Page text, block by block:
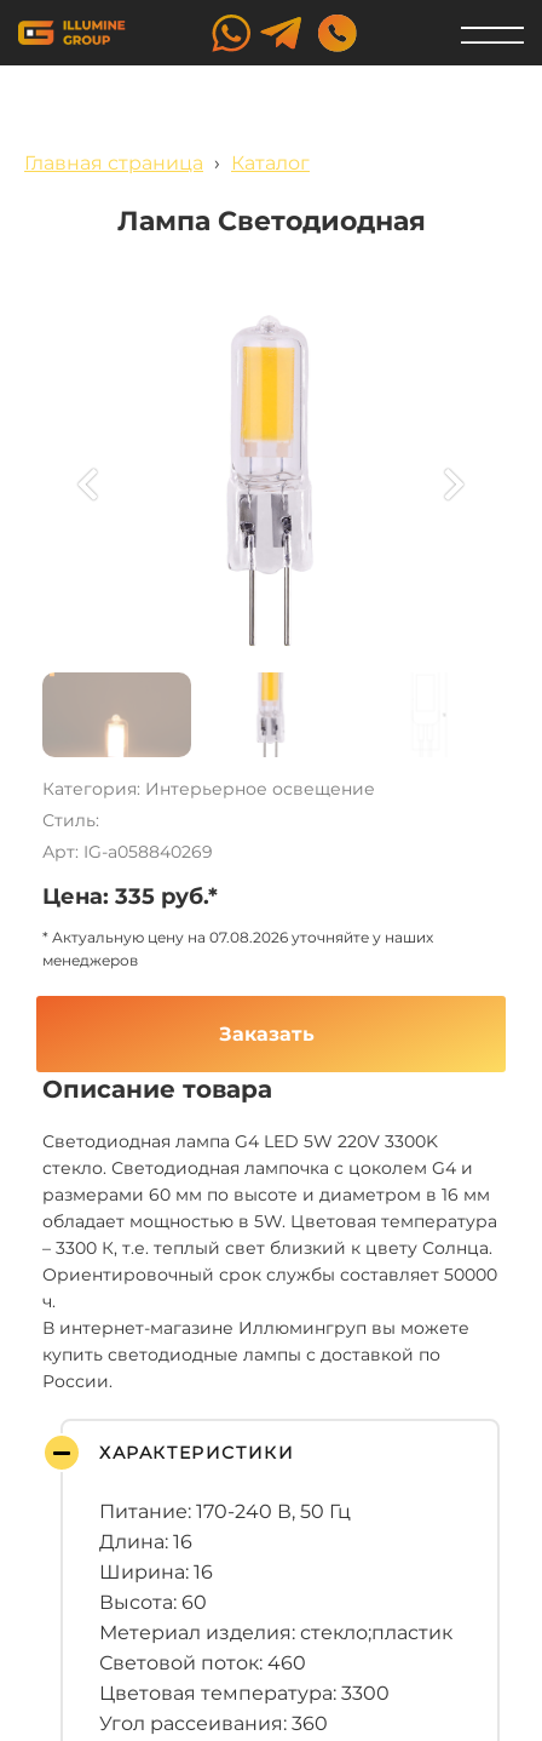
Главная страница › Каталог
Лампа Светодиодная
Категория: Интерьерное освещение
Стиль:
Арт: IG-a058840269
Цена: 335 руб.*
* Актуальную цену на 07.08.2026 уточняйте у наших
менеджеров
Заказать
Описание товара
Светодиодная лампа G4 LED 5W 220V 3300K
стекло. Светодиодная лампочка с цоколем G4 и
размерами 60 мм по высоте и диаметром в 16 мм
обладает мощностью в 5W. Цветовая температура
– 3300 К, т.е. теплый свет близкий к цвету Солнца.
Ориентировочный срок службы составляет 50000
ч.
В интернет-магазине Иллюмингруп вы можете
купить светодиодные лампы с доставкой по
России.
ХАРАКТЕРИСТИКИ
Питание: 170-240 В, 50 Гц
Длина: 16
Ширина: 16
Высота: 60
Метериал изделия: стекло;пластик
Световой поток: 460
Цветовая температура: 3300
Угол рассеивания: 360